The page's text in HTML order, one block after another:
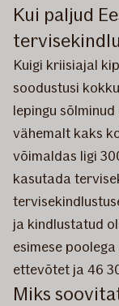
Kui paljud
Kuigi kriisiajal
soodustusi
lepingu
vähemalt kaks
võimaldas ligi
kasutada
ja kindlustatud
esimese
ettevõtet ja 46
Miks